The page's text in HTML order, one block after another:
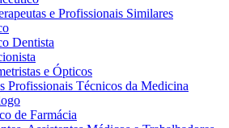
e Profissionais Similares
Dentista
e Ópticos
Profissionais Técnicos da Medicina
de Farmácia